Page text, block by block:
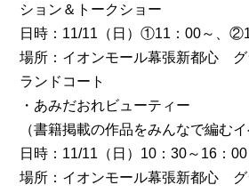
ション＆トークショー
日時：11/11（日）①11：00～、
場所：イオンモール幕張新都心
ランドコート
・あみだおれビューティー
（書籍掲載の作品をみんなで編むイ
日時：11/11（日）10：30～16：00
場所：イオンモール幕張新都心